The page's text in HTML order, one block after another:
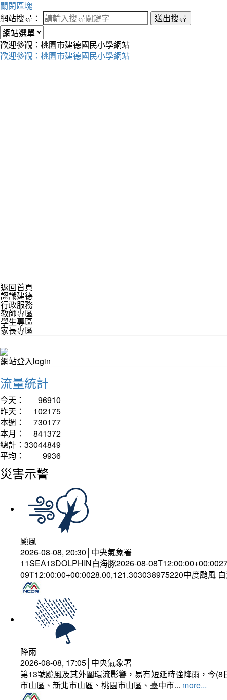
關閉區塊
網站搜尋：
送出搜尋
歡迎參觀：桃園市建德國民小學網站
歡迎參觀：桃園市建德國民小學網站
返回首頁
認識建德
行政服務
教師專區
學生專區
家長專區
網站登入login
流量統計
今天：
96910
昨天：
102175
本週：
730177
本月：
841372
總計： 33044849
平均：
9936
災害示警
颱風
2026-08-08, 20:30│中央氣象署
11SEA13DOLPHIN白海豚2026-08-
09T12:00:00+00:0028.00,121.303038975220中度颱風
降雨
2026-08-08, 17:05│中央氣象署
第13號颱風及其外圍環流影響，易有短延時強降雨，今
市山區、新北市山區、桃園市山區、臺中市... more...